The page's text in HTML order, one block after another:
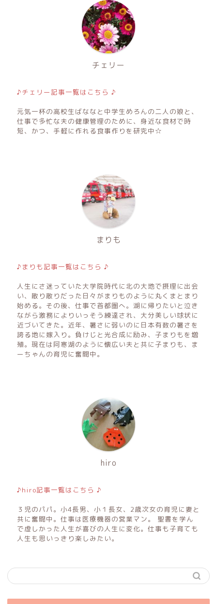
チェリー
♪チェリー記事一覧はこちら ♪
元気一杯の高校生ばななと中学生めろんの二人の娘と、
仕事で多忙な夫の健康管理のために、身近な食材で時
短、かつ、手軽に作れる食事作りを研究中☆
まりも
♪まりも記事一覧はこちら ♪
人生にさ迷っていた大学院時代に北の大地で摂理に出会
い、散り散りだった日々がまりものように丸くまとまり
始める。その後、仕事で首都圏へ。湖に帰りたいと泣き
ながら激務によりいっそう練達され、大分美しい球状に
近づいてきた。近年、暑さに弱いのに日本有数の暑さを
誇る地に嫁入り。負けじと光合成に励み、子まりもを増
殖。現在は阿寒湖のように懐広い夫と共に子まりも、ま
ーちゃんの育児に奮闘中。
hiro
♪hiro記事一覧はこちら ♪
３児のパパ。小4長男、小１長女、2歳次女の育児に妻と
共に奮闘中。仕事は医療機器の営業マン。 聖書を学ん
で虚しかった人生が喜びの人生に変化。仕事も子育ても
人生も思いっきり楽しみたい。